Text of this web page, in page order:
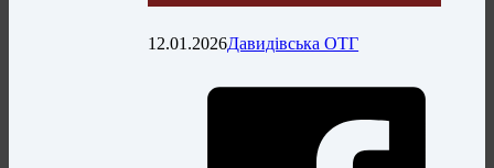
12.01.2026Давидівська ОТГ